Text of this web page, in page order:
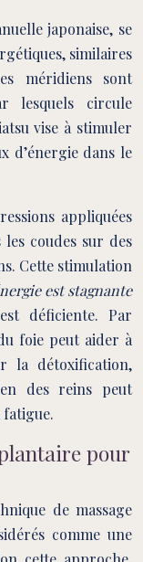
japonaise, se
similaires
méridiens sont
lesquels circule
vise à stimuler
d’énergie dans le
appliquées
coudes sur des
Cette stimulation
est stagnante
déficiente. Par
foie peut aider à
la détoxification,
des reins peut
pour
de massage
comme une